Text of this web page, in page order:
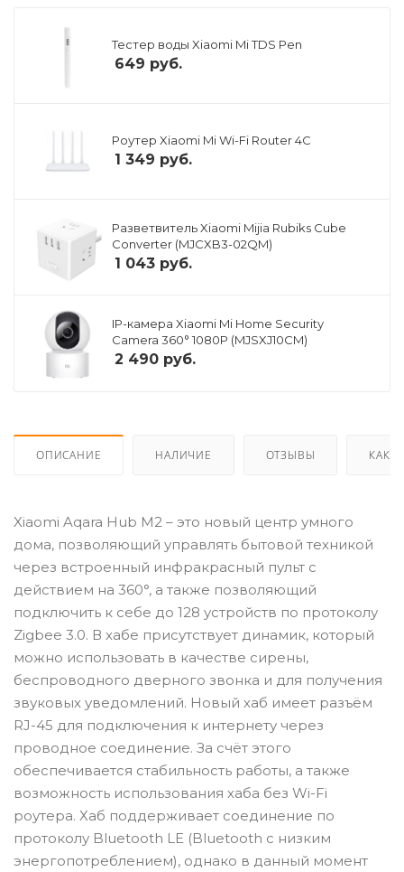
Тестер воды Xiaomi Mi TDS Pen
649 руб.
Роутер Xiaomi Mi Wi-Fi Router 4C
1 349 руб.
Разветвитель Xiaomi Mijia Rubiks Cube
Converter (MJCXB3-02QM)
1 043 руб.
IP-камера Xiaomi Mi Home Security
Camera 360° 1080P (MJSXJ10CM)
2 490 руб.
ОПИСАНИЕ НАЛИЧИЕ ОТЗЫВЫ КАК
Xiaomi Aqara Hub M2 – это новый центр умного
дома, позволяющий управлять бытовой техникой
через встроенный инфракрасный пульт с
действием на 360°, а также позволяющий
подключить к себе до 128 устройств по протоколу
Zigbee 3.0. В хабе присутствует динамик, который
можно использовать в качестве сирены,
беспроводного дверного звонка и для получения
звуковых уведомлений. Новый хаб имеет разъём
RJ-45 для подключения к интернету через
проводное соединение. За счёт этого
обеспечивается стабильность работы, а также
возможность использования хаба без Wi-Fi
роутера. Хаб поддерживает соединение по
протоколу Bluetooth LE (Bluetooth с низким
энергопотреблением), однако в данный момент